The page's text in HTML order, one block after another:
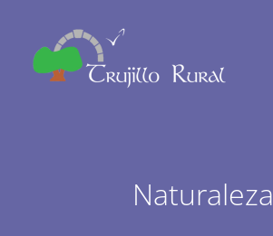
contenido
Naturaleza